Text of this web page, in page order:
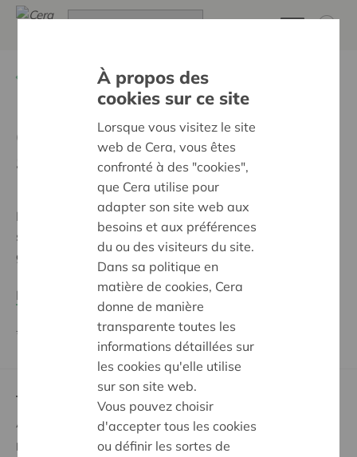
Concours
Concours Instagram – Selfie
#ÉtéCera
Postez un selfie pris lors d'un événement Cera cet été*,
sur Instagram, avec le hashtag#ÉtéCera
gagnez un appareil photo Instax Mini.
Lire le règlement complet du concours.
* Le concours se termine le 15 septembre 2023.
Tout savoir sur
Acheter des parts coopératives
Profiter des avantages sociétaires
À propos des
cookies sur ce site
Lorsque vous visitez le site
web de Cera, vous êtes
confronté à des "cookies",
que Cera utilise pour
adapter son site web aux
besoins et aux préférences
du ou des visiteurs du site.
Dans sa politique en
matière de cookies, Cera
donne de manière
transparente toutes les
informations détaillées sur
les cookies qu'elle utilise
sur son site web.
Vous pouvez choisir
d'accepter tous les cookies
ou définir les sortes de